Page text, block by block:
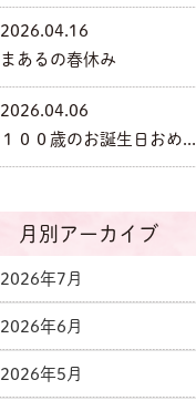
2026.04.16
まあるの春休み
2026.04.06
１００歳のお誕生日おめ...
月別アーカイブ
2026年7月
2026年6月
2026年5月